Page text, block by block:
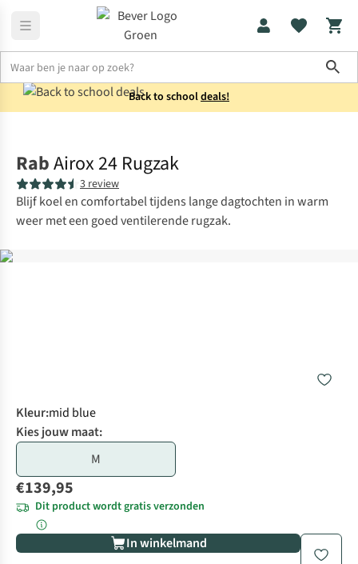
Back to schooldeals!
RabAirox 24 Rugzak
3 review
Blijf koel en comfortabel tijdens lange dagtochten in warm
weer met een goed ventilerende rugzak.
Kleur:mid blue
Kies jouw maat:
M
€139,95
Dit product wordt gratis verzonden
In winkelmand